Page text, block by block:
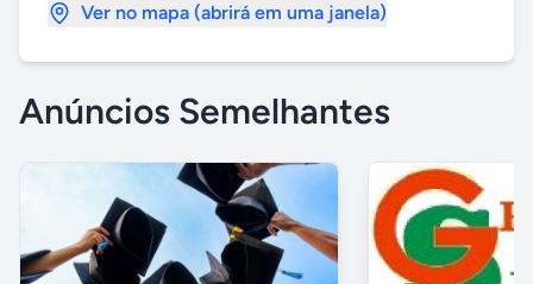
Ver no mapa (abrirá em uma janela)
Anúncios Semelhantes